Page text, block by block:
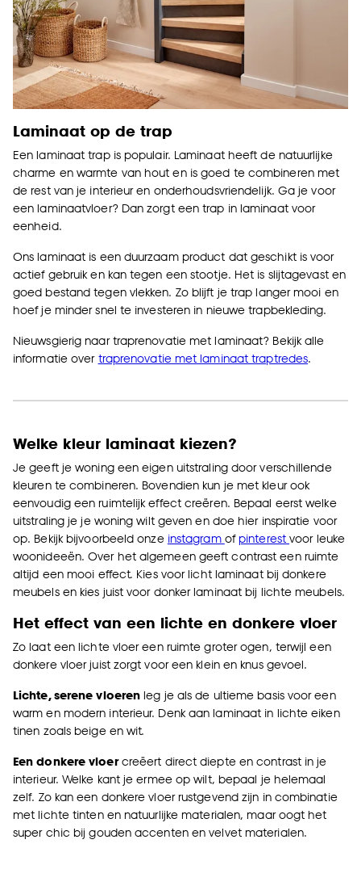
Laminaat op de trap
Een laminaat trap is populair. Laminaat heeft de natuurlijke
charme en warmte van hout en is goed te combineren met
de rest van je interieur en onderhoudsvriendelijk. Ga je voor
een laminaatvloer? Dan zorgt een trap in laminaat voor
eenheid.
Ons laminaat is een duurzaam product dat geschikt is voor
actief gebruik en kan tegen een stootje. Het is slijtagevast en
goed bestand tegen vlekken. Zo blijft je trap langer mooi en
hoef je minder snel te investeren in nieuwe trapbekleding.
Nieuwsgierig naar traprenovatie met laminaat? Bekijk alle
informatie over traprenovatie met laminaat traptredes.
Welke kleur laminaat kiezen?
Je geeft je woning een eigen uitstraling door verschillende
kleuren te combineren. Bovendien kun je met kleur ook
eenvoudig een ruimtelijk effect creëren. Bepaal eerst welke
uitstraling je je woning wilt geven en doe hier inspiratie voor
op. Bekijk bijvoorbeeld onze instagram ofpinterestvoor leuke
woonideeën. Over het algemeen geeft contrast een ruimte
altijd een mooi effect. Kies voor licht laminaat bij donkere
meubels en kies juist voor donker laminaat bij lichte meubels.
Het effect van een lichte en donkere vloer
Zo laat een lichte vloer een ruimte groter ogen, terwijl een
donkere vloer juist zorgt voor een klein en knus gevoel.
Lichte, serene vloeren leg je als de ultieme basis voor een
warm en modern interieur. Denk aan laminaat in lichte eiken
tinen zoals beige en wit.
Een donkere vloercreëert direct diepte en contrast in je
interieur. Welke kant je ermee op wilt, bepaal je helemaal
zelf. Zo kan een donkere vloer rustgevend zijn in combinatie
met lichte tinten en natuurlijke materialen, maar oogt het
super chic bij gouden accenten en velvet materialen.